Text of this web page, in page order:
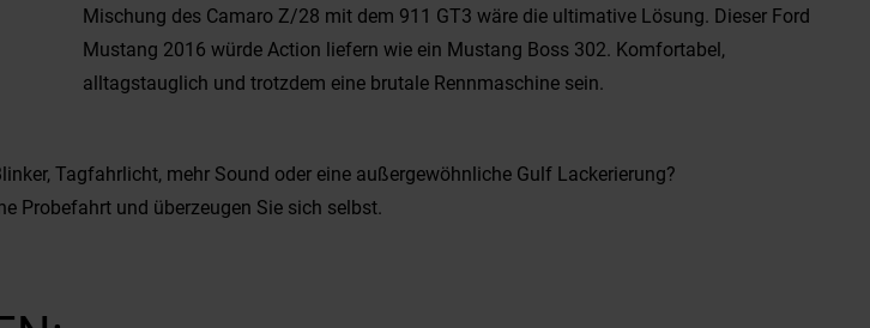
Mischung des Camaro Z/28 mit dem 911 GT3 wäre die ultimative Lösung. Dieser Ford
Mustang 2016 würde Action liefern wie ein Mustang Boss 302. Komfortabel,
alltagstauglich und trotzdem eine brutale Rennmaschine sein.
Tagfahrlicht, mehr Sound oder eine außergewöhnliche Gulf Lackerierung?
Probefahrt und überzeugen Sie sich selbst.